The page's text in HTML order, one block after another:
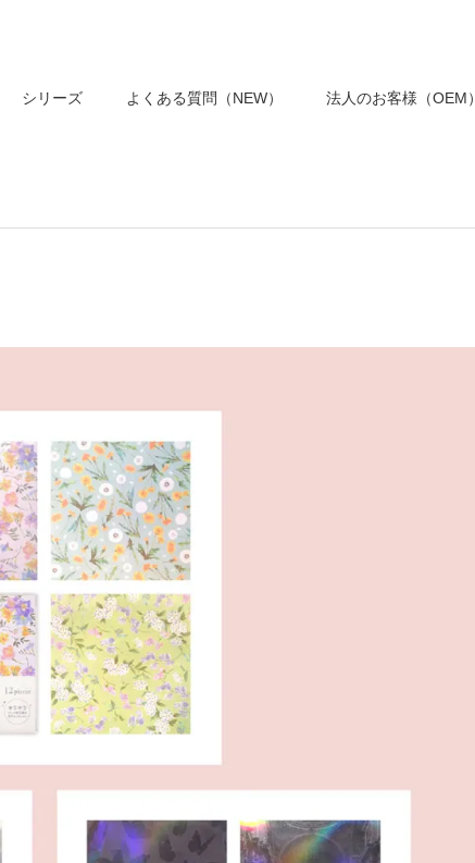
シリーズ よくある質問（NEW） 法人のお客様（OEM）